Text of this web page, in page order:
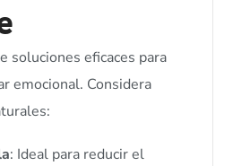
soluciones eficaces para
emocional. Considera
: Ideal para reducir el